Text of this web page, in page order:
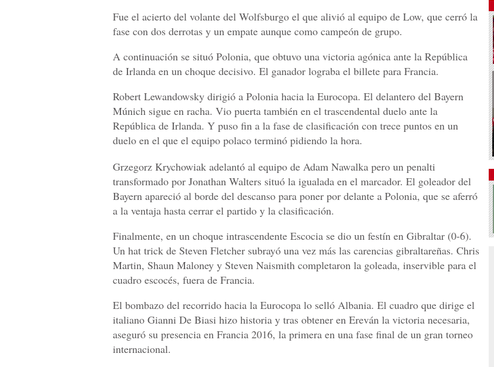
Fue el acierto del volante del Wolfsburgo el que alivió al equipo de Low, que cerró la
fase con dos derrotas y un empate aunque como campeón de grupo.
A continuación se situó Polonia, que obtuvo una victoria agónica ante la República
de Irlanda en un choque decisivo. El ganador lograba el billete para Francia.
Robert Lewandowsky dirigió a Polonia hacia la Eurocopa. El delantero del Bayern
Múnich sigue en racha. Vio puerta también en el trascendental duelo ante la
República de Irlanda. Y puso fin a la fase de clasificación con trece puntos en un
duelo en el que el equipo polaco terminó pidiendo la hora.
Grzegorz Krychowiak adelantó al equipo de Adam Nawalka pero un penalti
transformado por Jonathan Walters situó la igualada en el marcador. El goleador del
Bayern apareció al borde del descanso para poner por delante a Polonia, que se aferró
a la ventaja hasta cerrar el partido y la clasificación.
Finalmente, en un choque intrascendente Escocia se dio un festín en Gibraltar (0-6).
Un hat trick de Steven Fletcher subrayó una vez más las carencias gibraltareñas. Chris
Martin, Shaun Maloney y Steven Naismith completaron la goleada, inservible para el
cuadro escocés, fuera de Francia.
El bombazo del recorrido hacia la Eurocopa lo selló Albania. El cuadro que dirige el
italiano Gianni De Biasi hizo historia y tras obtener en Ereván la victoria necesaria,
aseguró su presencia en Francia 2016, la primera en una fase final de un gran torneo
internacional.